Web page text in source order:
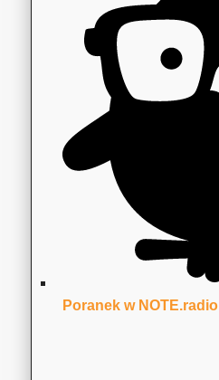
Poranek w NOTE.radio